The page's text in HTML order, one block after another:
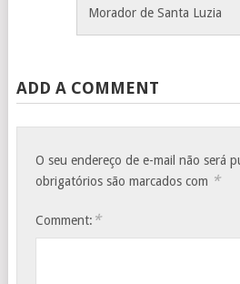
Morador de Santa Luzia
ADD A COMMENT
O seu endereço de e-mail não será
obrigatórios são marcados com *
Comment: *